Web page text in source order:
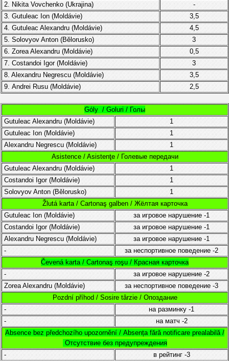
2. Nikita Vovchenko (Ukrajina)
-
3. Gutuleac Ion (Moldávie)
3,5
4. Gutuleac Alexandru (Moldávie)
4,5
5. Solovyov Anton (Bělorusko)
3
6. Zorea Alexandru (Moldávie)
0,5
7. Costandoi Igor (Moldávie)
3
8. Alexandru Negrescu (Moldávie)
3,5
9. Andrei Rusu (Moldávie) 2,5
Góly / Goluri / Голы
Gutuleac Alexandru (Moldávie)
1
Gutuleac Ion (Moldávie)
1
Alexandru Negrescu (Moldávie)
1
Asistence / Asistenţe / Голевые передачи
Gutuleac Alexandru (Moldávie)
1
Costandoi Igor (Moldávie)
1
Solovyov Anton (Bělorusko)
1
Žlutá karta / Cartonaş galben / Жёлтая карточка
Gutuleac Ion (Moldávie) за игровое нарушение -1
Costandoi Igor (Moldávie) за игровое нарушение -1
Alexandru Negrescu (Moldávie) за игровое нарушение -1
-
за неспортивное поведение -2
Čevená karta / Cartonaş roşu / Красная карточка
-
за игровое нарушение -2
Zorea Alexandru (Moldávie) за неспортивное поведение -3
Pozdní příhod / Sosire târzie / Опоздание
-
на разминку -1
-
на матч -2
Absence bez předchozího upozornění / Absența fără notificare prealabilă /
Отсутствие без предупреждения
-
в рейтинг -3